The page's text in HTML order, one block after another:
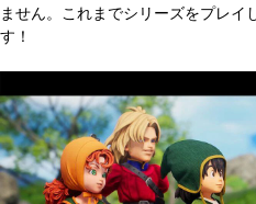
ません。これまでシリーズをプレイ
す！